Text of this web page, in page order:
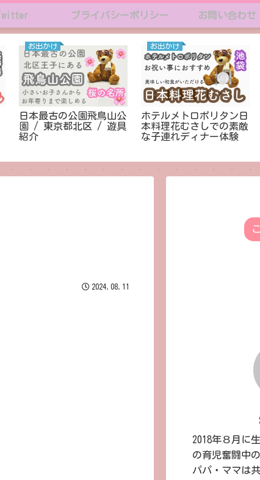
Twitter プライバシーポリシー お問い合わせ
お出かけ
日本最古の公園飛鳥山公
園 / 東京都北区 / 遊具
紹介
お出かけ
ホテルメトロポリタン日
本料理花むさしでの素敵
な子連れディナー体験
2024.08.11
2018年８月に
の育児奮闘中
パパ・ママは